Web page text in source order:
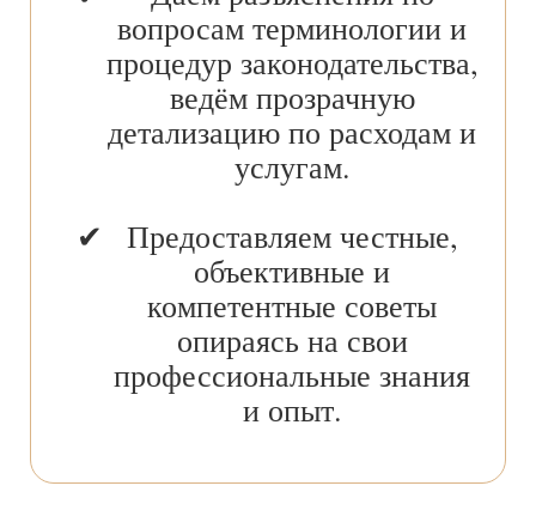
вопросам терминологии и
процедур законодательства,
ведём прозрачную
детализацию по расходам и
услугам.
Предоставляем честные,
объективные и
компетентные советы
опираясь на свои
профессиональные знания
и опыт.